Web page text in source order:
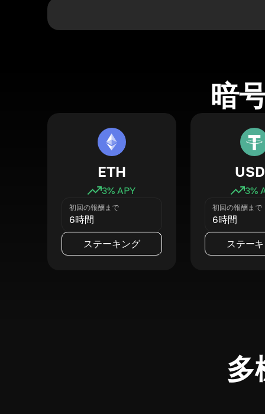
暗
ETH
3% APY
初回の報酬まで
6時間
ステーキング
3%
初回の報酬まで
6時間
ステー
多